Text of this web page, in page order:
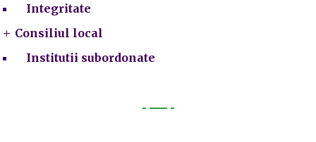
Integritate
Consiliul local
Institutii subordonate